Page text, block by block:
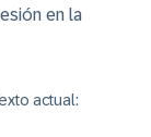
en la
actual: